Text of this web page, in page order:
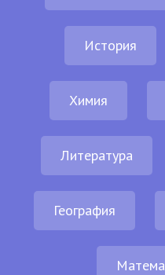
История
Химия
Литература
География